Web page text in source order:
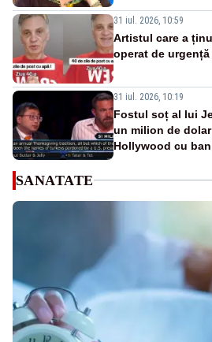
31 iul. 2026, 10:59
Artistul care a
operat de urgență
31 iul. 2026, 10:19
Fostul soț al lui
un milion de
Hollywood cu
SANATATE